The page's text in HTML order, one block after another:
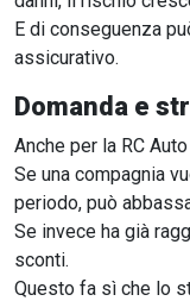
E di conseguenza
assicurativo.
Domanda e
Anche per la RC
Se una compagnia
periodo, può
Se invece ha già
sconti.
Questo fa sì che lo